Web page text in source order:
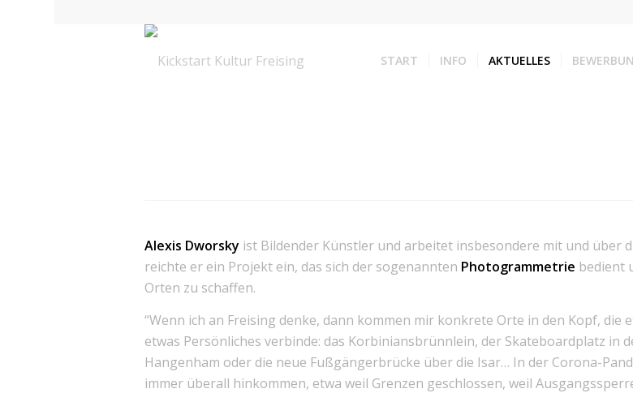
START INFO AKTUELLES
Alexis Dworsky ist Bildender Künstler und arbeitet insbesondere mit und über
reichte er ein Projekt ein, das sich der sogenannten Photogrammetrie bedient
Orten zu schaffen.
“Wenn ich an Freising denke, dann kommen mir konkrete Orte in den Kopf, die
etwas Persönliches verbinde: das Korbiniansbrünnlein, der Skateboardplatz
Hangenham oder die neue Fußgängerbrücke über die Isar… In der Corona-
immer überall hinkommen, etwa weil Grenzen geschlossen, weil